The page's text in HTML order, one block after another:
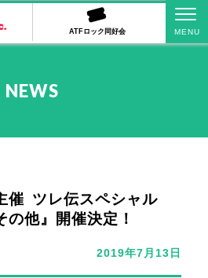
ATFロック同好会
NEWS
催 ツレ伝スペシャル
の他』開催決定！
2019年7月13日